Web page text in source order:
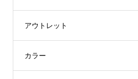
アウトレット
カラー